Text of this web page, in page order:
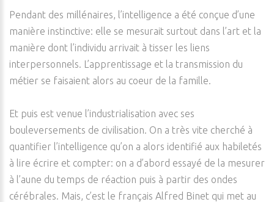
Pendant des millénaires, l’intelligence a été conçue d’une
manière instinctive: elle se mesurait surtout dans l’art et la
manière dont l’individu arrivait à tisser les liens
interpersonnels. L’apprentissage et la transmission du
métier se faisaient alors au coeur de la famille.
Et puis est venue l’industrialisation avec ses
bouleversements de civilisation. On a très vite cherché à
quantifier l’intelligence qu’on a alors identifié aux habiletés
à lire écrire et compter: on a d’abord essayé de la mesurer
à l’aune du temps de réaction puis à partir des ondes
cérébrales. Mais, c’est le français Alfred Binet qui met au